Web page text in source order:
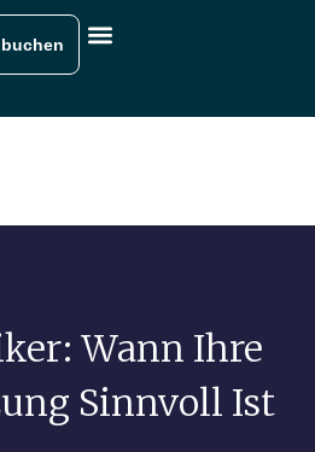
Wann Ihre
Sinnvoll Ist